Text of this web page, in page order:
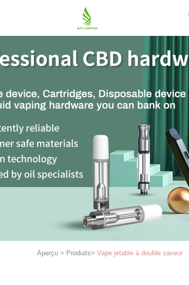
Aperçu > Produits> Vape jetable à double saveur